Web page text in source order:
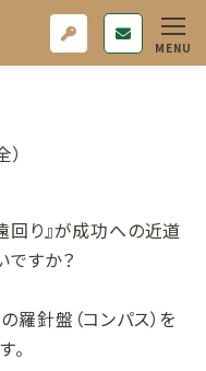
回り』が成功への近道
ですか？
針盤（コンパス）を
。